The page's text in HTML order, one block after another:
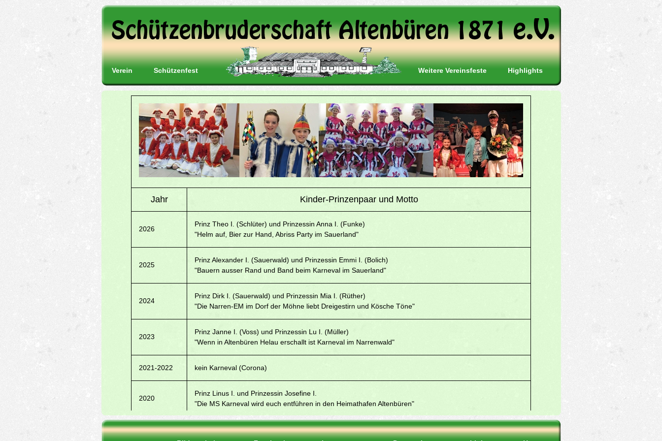
Verein Schützenfest Weitere Vereinsfeste Highlights
Jahr Kinder-Prinzenpaar und Motto
2026
Prinz Theo I. (Schlüter) und Prinzessin Anna I. (Funke)
"Helm auf, Bier zur Hand, Abriss Party im Sauerland"
2025
Prinz Alexander I. (Sauerwald) und Prinzessin Emmi I. (Bolich)
"Bauern ausser Rand und Band beim Karneval im Sauerland"
2024
Prinz Dirk I. (Sauerwald) und Prinzessin Mia I. (Rüther)
"Die Narren-EM im Dorf der Möhne liebt Dreigestirn und Kösche Töne"
2023
Prinz Janne I. (Voss) und Prinzessin Lu I. (Müller)
"Wenn in Altenbüren Helau erschallt ist Karneval im Narrenwald"
2021-2022 kein Karneval (Corona)
2020
Prinz Linus I. und Prinzessin Josefine I.
"Die MS Karneval wird euch entführen in den Heimathafen Altenbüren"
2019
Prinz Hannes I. und Prinzessin Anna I.